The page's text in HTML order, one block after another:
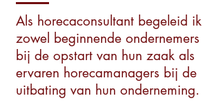
Als horecaconsultant begeleid ik
zowel beginnende ondernemers
bij de opstart van hun zaak als
ervaren horecamanagers bij de
uitbating van hun onderneming.